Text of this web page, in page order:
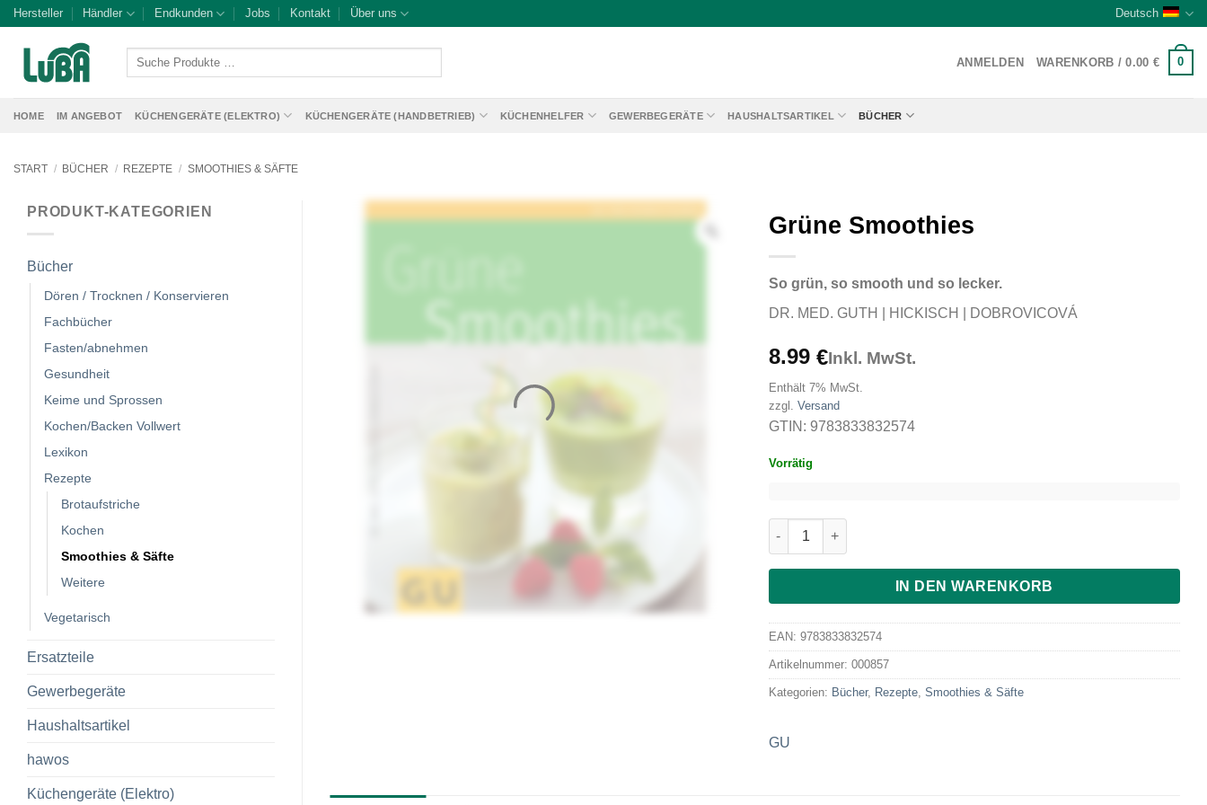
Zum
springen
Hersteller Händler Endkunden Jobs Kontakt Über uns Deutsch
Suche
ANMELDEN WARENKORB /0.00 € 0
HOME IM ANGEBOT KÜCHENGERÄTE (ELEKTRO) KÜCHENGERÄTE (HANDBETRIEB) KÜCHENHELFER GEWERBEGERÄTE HAUSHALTSARTIKEL BÜCHER
START / BÜCHER / REZEPTE / SMOOTHIES & SÄFTE
PRODUKT-KATEGORIEN
Bücher
Dören / Trocknen / Konservieren
Fachbücher
Fasten/abnehmen
Gesundheit
Keime und Sprossen
Kochen/Backen Vollwert
Lexikon
Rezepte
Brotaufstriche
Kochen
Smoothies & Säfte
Weitere
Vegetarisch
Ersatzteile
Gewerbegeräte
Haushaltsartikel
hawos
Küchengeräte (Elektro)
Grüne Smoothies
So grün, so smooth und so lecker.
DR. MED. GUTH | HICKISCH | DOBROVICOVÁ
8.99 €Inkl. MwSt.
Enthält 7% MwSt.
zzgl. Versand
GTIN: 9783833832574
Vorrätig
Grüne Smoothies Menge
IN DEN WARENKORB
EAN: 9783833832574
Artikelnummer: 000857
Kategorien: Bücher, Rezepte, Smoothies & Säfte
GU